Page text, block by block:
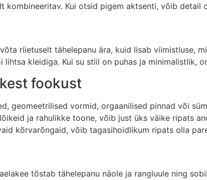
kombineeritav. Kui otsid pigem aktsenti, võib detail
riietuselt tähelepanu ära, kuid lisab viimistluse,
kleidiga. Kui su stiil on puhas ja minimalistlik,
fookust
geomeetrilised vormid, orgaanilised pinnad või
ja rahulikke toone, võib just üks väike ripats
kõrvarõngaid, võib tagasihoidlikum ripats olla
tõstab tähelepanu näole ja rangluule ning